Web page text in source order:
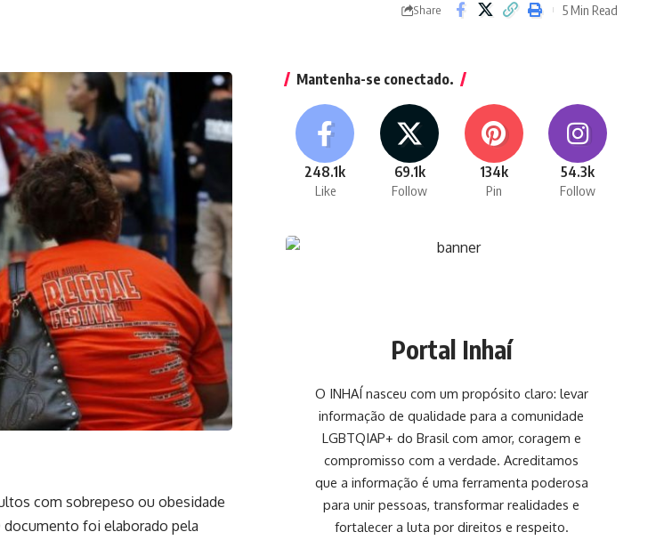
Share 5 Min Read
com sobrepeso ou obesidade
documento foi elaborado pela
Mantenha-se conectado.
248.1k
Like
69.1k
Follow
134k
Pin
54.3k
Follow
Portal Inhaí
O INHAÍ nasceu com um propósito claro: levar
informação de qualidade para a comunidade
LGBTQIAP+ do Brasil com amor, coragem e
compromisso com a verdade. Acreditamos
que a informação é uma ferramenta poderosa
para unir pessoas, transformar realidades e
fortalecer a luta por direitos e respeito.